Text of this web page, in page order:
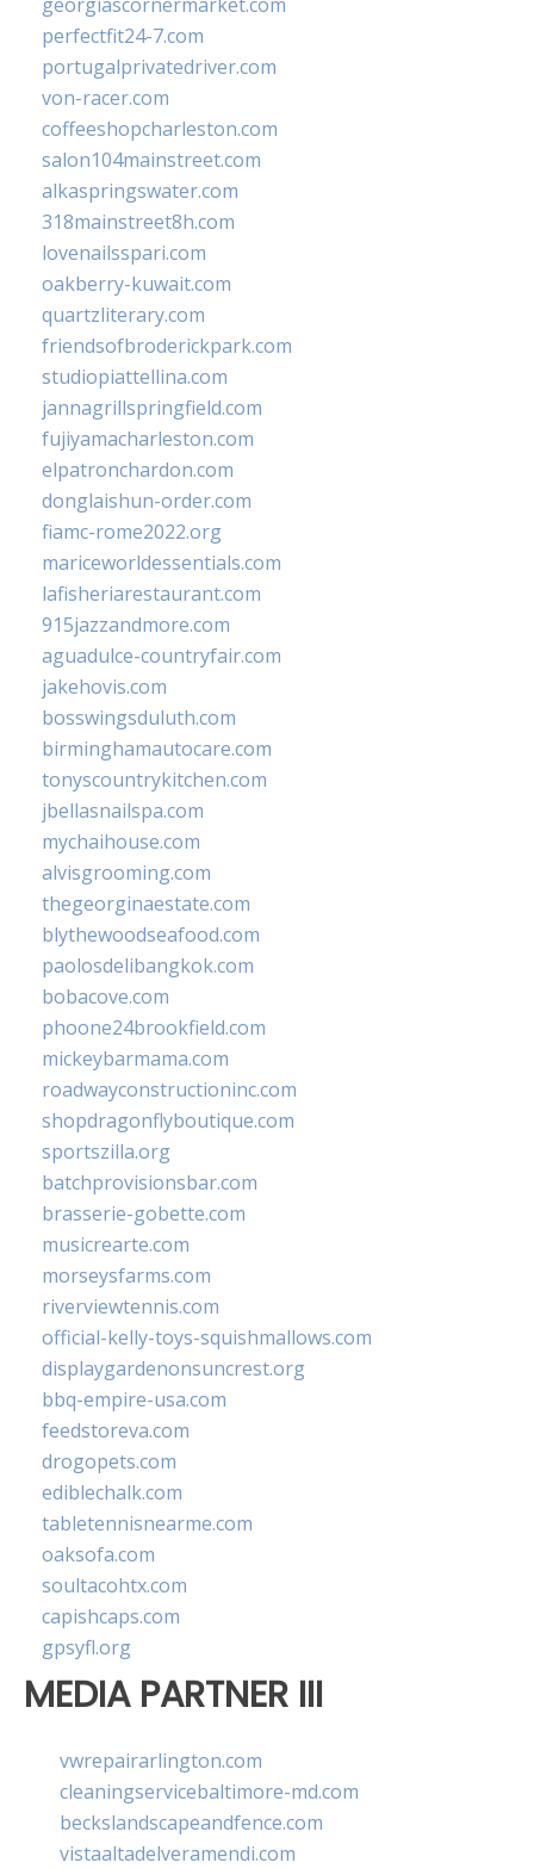
perfectfit24-7.com
portugalprivatedriver.com
von-racer.com
coffeeshopcharleston.com
salon104mainstreet.com
alkaspringswater.com
318mainstreet8h.com
lovenailsspari.com
oakberry-kuwait.com
quartzliterary.com
friendsofbroderickpark.com
studiopiattellina.com
jannagrillspringfield.com
fujiyamacharleston.com
elpatronchardon.com
donglaishun-order.com
fiamc-rome2022.org
mariceworldessentials.com
lafisheriarestaurant.com
915jazzandmore.com
aguadulce-countryfair.com
jakehovis.com
bosswingsduluth.com
birminghamautocare.com
tonyscountrykitchen.com
jbellasnailspa.com
mychaihouse.com
alvisgrooming.com
thegeorginaestate.com
blythewoodseafood.com
paolosdelibangkok.com
bobacove.com
phoone24brookfield.com
mickeybarmama.com
roadwayconstructioninc.com
shopdragonflyboutique.com
sportszilla.org
batchprovisionsbar.com
brasserie-gobette.com
musicrearte.com
morseysfarms.com
riverviewtennis.com
official-kelly-toys-squishmallows.com
displaygardenonsuncrest.org
bbq-empire-usa.com
feedstoreva.com
drogopets.com
ediblechalk.com
tabletennisnearme.com
oaksofa.com
soultacohtx.com
capishcaps.com
gpsyfl.org
MEDIA PARTNER III
vwrepairarlington.com
cleaningservicebaltimore-md.com
beckslandscapeandfence.com
vistaaltadelveramendi.com